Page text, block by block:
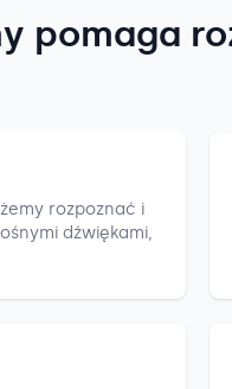
pomaga
rozpoznać i
dźwiękami,